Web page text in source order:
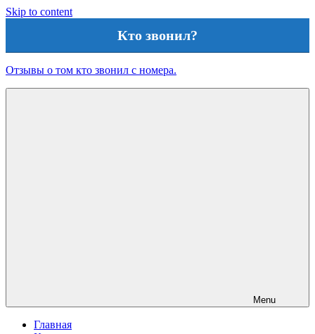
Skip to content
Кто звонил?
Отзывы о том кто звонил с номера.
Menu
Главная